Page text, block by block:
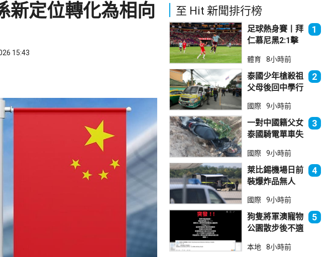
新定位轉化為相向
15:43
至 Hit 新聞排行榜
足球熱身賽丨拜
仁慕尼黑2:1擊
1
體育 8小時前
泰國少年槍殺祖
父母後回中學行
死23傷
2
國際 9小時前
一對中國籍父女
泰國騎電單車失
傷
3
國際 9小時前
萊比錫機場日前
裝爆炸品無人
發現再踢落
4
國際 9小時前
狗隻將軍澳寵物
公園散步後不適
跟進
5
本地 8小時前